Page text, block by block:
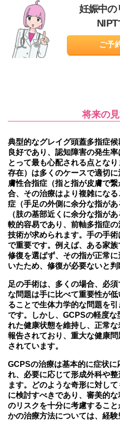
妊娠中の
ご予
将来の
典型的なグレイグ頭蓋多指症
良好であり、認知障害の発生
とって最も心配される点とな
存在）は多くのケースで適切
膚性合指症（指と指が皮膚で
合、その治療はより複雑にな
症（手足の外側に余分な指が
（肢の基部近くに余分な指が
較的容易であり、前軸多指症
技術が求められます。手の手
で重要です。例えば、ある家
修復を選ばず、その指が正常
いたため、修復が必要ないと判
足の手術は、多くの場合、必
な問題は手に比べて重要性が
ることで生体力学的な問題を
です。しかし、GCPSの軽度
れた健康状態を維持し、正常
報告されており、重大な健康
されています。
GCPSの治療は基本的に症状に
れ、必要に応じて形成外科や
ます。どのような奇形に対し
に検討すべきであり、審美的
のリスクを十分に考慮するこ
かの治療方法については、経